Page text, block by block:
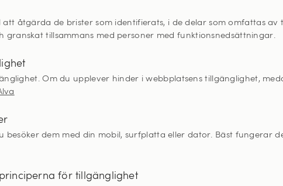
åtgärda de brister som identifierats, i de delar som omfattas av
tillsammans med personer med funktionsnedsättningar.
Om du upplever hinder i webbplatsens tillgänglighet,
dem med din mobil, surfplatta eller dator. Bäst fungerar
för tillgänglighet